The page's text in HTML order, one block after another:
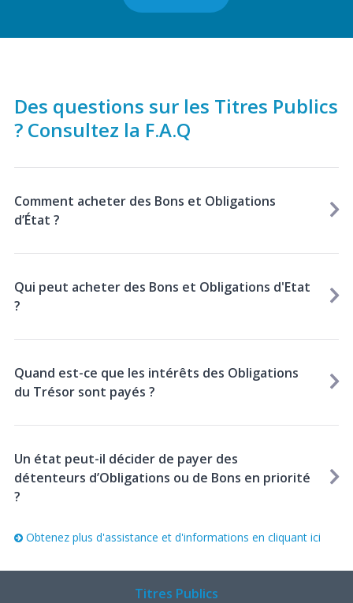
Des questions sur les Titres Publics
? Consultez la F.A.Q
Comment acheter des Bons et Obligations
d’État ?
Qui peut acheter des Bons et Obligations d'Etat
?
Quand est-ce que les intérêts des Obligations
du Trésor sont payés ?
Un état peut-il décider de payer des
détenteurs d’Obligations ou de Bons en priorité
?
Obtenez plus d'assistance et d'informations en cliquant ici
Titres Publics